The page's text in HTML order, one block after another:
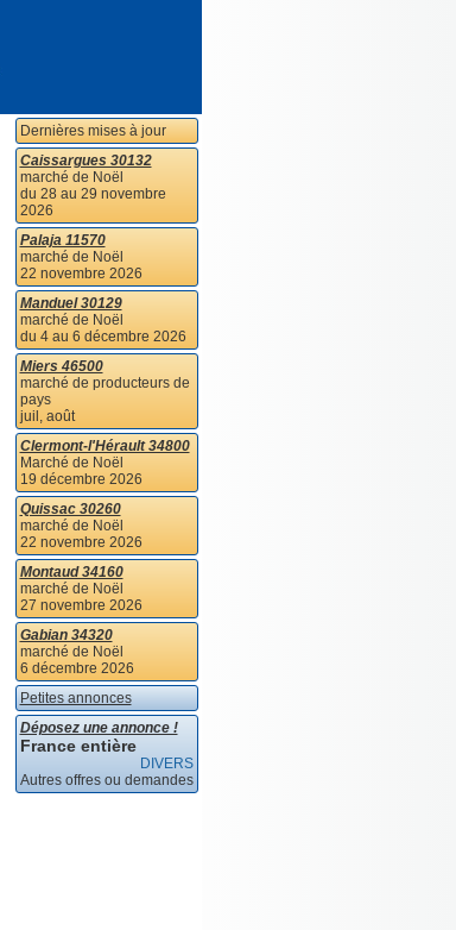
Dernières mises à jour
Caissargues 30132
marché de Noël
du 28 au 29 novembre
2026
Palaja 11570
marché de Noël
22 novembre 2026
Manduel 30129
marché de Noël
du 4 au 6 décembre 2026
Miers 46500
marché de producteurs de
pays
juil, août
Clermont-l'Hérault 34800
Marché de Noël
19 décembre 2026
Quissac 30260
marché de Noël
22 novembre 2026
Montaud 34160
marché de Noël
27 novembre 2026
Gabian 34320
marché de Noël
6 décembre 2026
Petites annonces
Déposez une annonce !
France entière
DIVERS
Autres offres ou demandes